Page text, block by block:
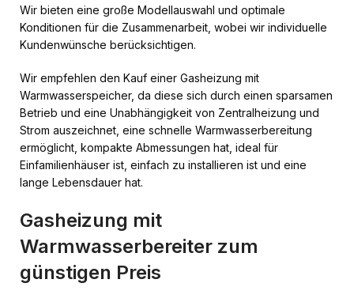
Wir bieten eine große Modellauswahl und optimale
Konditionen für die Zusammenarbeit, wobei wir individuelle
Kundenwünsche berücksichtigen.
Wir empfehlen den Kauf einer Gasheizung mit
Warmwasserspeicher, da diese sich durch einen sparsamen
Betrieb und eine Unabhängigkeit von Zentralheizung und
Strom auszeichnet, eine schnelle Warmwasserbereitung
ermöglicht, kompakte Abmessungen hat, ideal für
Einfamilienhäuser ist, einfach zu installieren ist und eine
lange Lebensdauer hat.
Gasheizung mit
Warmwasserbereiter zum
günstigen Preis